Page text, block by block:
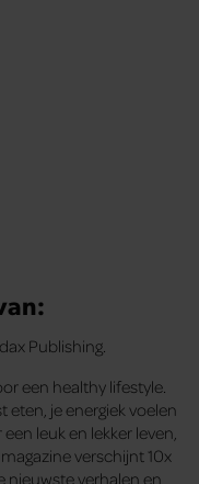
Publishing.
een healthy lifestyle.
eten, je energiek voelen
leuk en lekker leven,
verschijnt 10x
nieuwste verhalen en